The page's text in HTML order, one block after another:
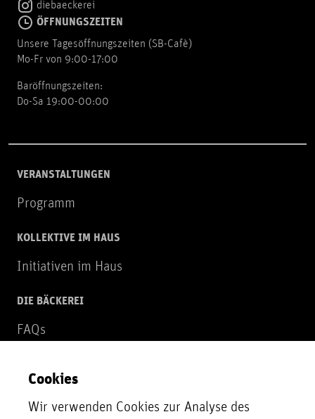
diebaeckerei
ÖFFNUNGSZEITEN
Unsere Tagesöffnungszeiten (SB-Cafè)
Mo-Fr von 9:00-17:00
Baröffnungszeiten:
Do-Sa 19:00-00:00
VERANSTALTUNGEN
Programm
KOLLEKTIVE IM HAUS
Initiativen im Haus
DIE BÄCKEREI
FAQs
NEWSLETTER
Zur Newsletter Anmeldung
Cookies
Wir verwenden Cookies zur Analyse des